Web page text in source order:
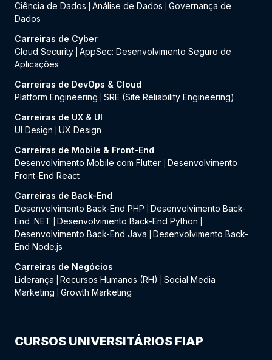
Ciência de Dados
Análise de Dados
Governança de
Dados
Carreiras de Cyber
Cloud Security AppSec: Desenvolvimento Seguro de
Aplicações
Carreiras de DevOps & Cloud
Platform Engineering
SRE (Site Reliability Engineering)
Carreiras de UX & UI
UI Design
UX Design
Carreiras de Mobile & Front-End
Desenvolvimento Mobile com Flutter
Desenvolvimento
Front-End React
Carreiras de Back-End
Desenvolvimento Back-End PHP
Desenvolvimento Back-
End .NET
Desenvolvimento Back-End Python
Desenvolvimento Back-End Java
Desenvolvimento Back-
End Node.js
Carreiras de Negócios
Liderança
Recursos Humanos (RH)
Social Media
Marketing
Growth Marketing
CURSOS UNIVERSITÁRIOS FIAP